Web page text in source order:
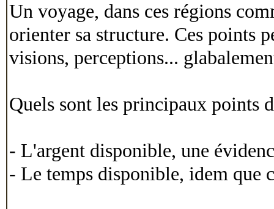
Un voyage, dans ces régions
orienter sa structure. Ces points
visions, perceptions...
Quels sont les principaux points
- L'argent disponible, une
- Le temps disponible, idem que